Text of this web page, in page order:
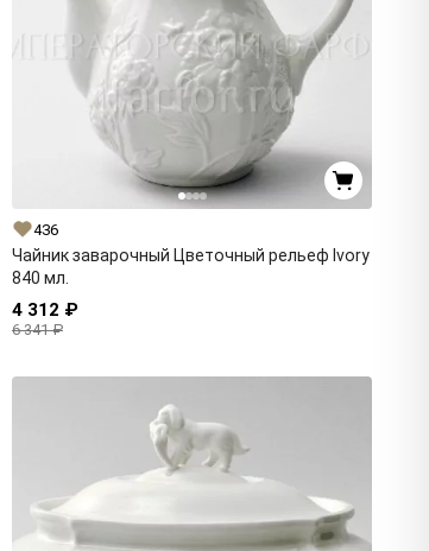
436
Чайник заварочный Цветочный рельеф Ivory
840 мл.
4 312 ₽
6 341 ₽